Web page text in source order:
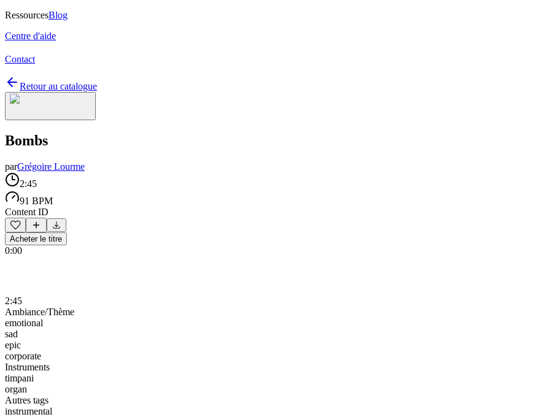
RessourcesBlog
Centre d'aide
Contact
Retour au catalogue
Bombs
parGrégoire Lourme
2:45
91 BPM
Content ID
Acheter le titre
0:00
2:45
Ambiance/Thème
emotional
sad
epic
corporate
Instruments
timpani
organ
Autres tags
instrumental